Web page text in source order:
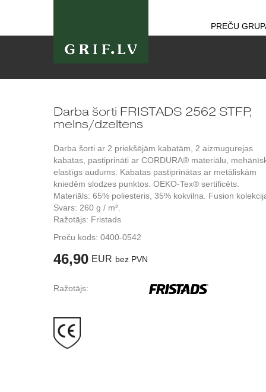
PREČU
Darba šorti FRISTADS 2562 STFP,
melns/dzeltens
Darba šorti ar 2 priekšējām kabatām, 2 aizmugurejas
kabatas, pastiprināti ar CORDURA® materiālu,
elastīgs audums. Kabatas pastiprinātas ar metāliskām
kniedēm slodzes punktos. OEKO-Tex® sertificēts.
Materiāls: 65% poliesteris, 35% kokvilna. Fusion
Svars: 260 g / m².
Ražotājs: Fristads
Preču kods: 0400-0542
46,90 EUR bez PVN
Ražotājs: